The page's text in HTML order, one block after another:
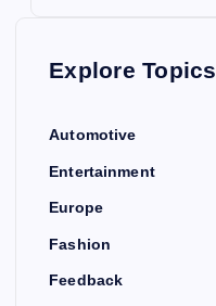
Explore Topics
Automotive
Entertainment
Europe
Fashion
Feedback